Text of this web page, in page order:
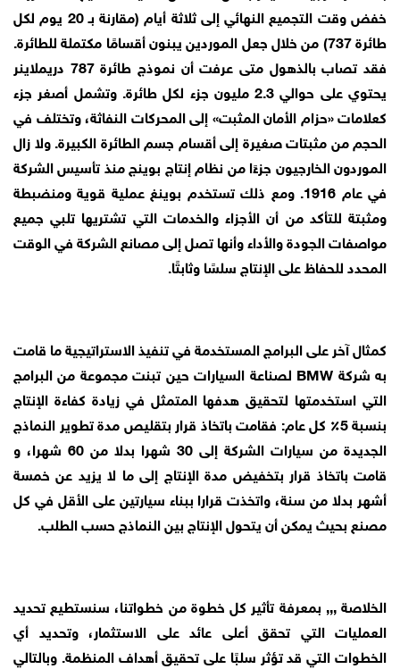
خفض وقت التجميع النهائي إلى ثلاثة أيام (مقارنة بـ 20 يوم لكل
طائرة 737) من خلال جعل الموردين يبنون أقسامًا مكتملة للطائرة.
فقد تصاب بالذهول متى عرفت أن نموذج طائرة 787 دريملاينر
يحتوي على حوالي 2.3 مليون جزء لكل طائرة. وتشمل أصغر جزء
كعلامات «حزام الأمان المثبت» إلى المحركات النفاثة، وتختلف في
الحجم من مثبتات صغيرة إلى أقسام جسم الطائرة الكبيرة. ولا زال
الموردون الخارجيون جزءًا من نظام إنتاج بوينج منذ تأسيس الشركة
في عام 1916. ومع ذلك تستخدم بوينغ عملية قوية ومنضبطة
ومثبتة للتأكد من أن الأجزاء والخدمات التي تشتريها تلبي جميع
مواصفات الجودة والأداء وأنها تصل إلى مصانع الشركة في الوقت
المحدد للحفاظ على الإنتاج سلسًا وثابتًا.
كمثال آخر على البرامج المستخدمة في تنفيذ الاستراتيجية ما قامت
به شركة BMW لصناعة السيارات حين تبنت مجموعة من البرامج
التي استخدمتها لتحقيق هدفها المتمثل في زيادة كفاءة الإنتاج
بنسبة 5٪ كل عام: فقامت باتخاذ قرار بتقليص مدة تطوير النماذج
الجديدة من سيارات الشركة إلى 30 شهرا بدلا من 60 شهرا، و
قامت باتخاذ قرار بتخفيض مدة الإنتاج إلى ما لا يزيد عن خمسة
أشهر بدلا من سنة، واتخذت قرارا ببناء سيارتين على الأقل في كل
مصنع بحيث يمكن أن يتحول الإنتاج بين النماذج حسب الطلب.
الخلاصة ,,, بمعرفة تأثير كل خطوة من خطواتنا، سنستطيع تحديد
العمليات التي تحقق أعلى عائد على الاستثمار، وتحديد أي
الخطوات التي قد تؤثر سلبًا على تحقيق أهداف المنظمة. وبالتالي